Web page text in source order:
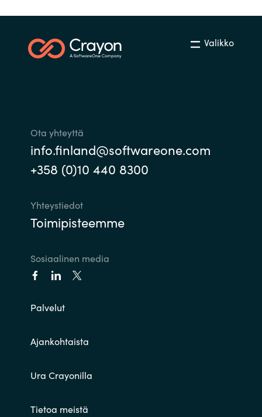
Valikko
Ota yhteyttä
info.finland@softwareone.com
+358 (0)10 440 8300
Yhteystiedot
Toimipisteemme
Sosiaalinen media
Palvelut
Ajankohtaista
Ura Crayonilla
Tietoa meistä